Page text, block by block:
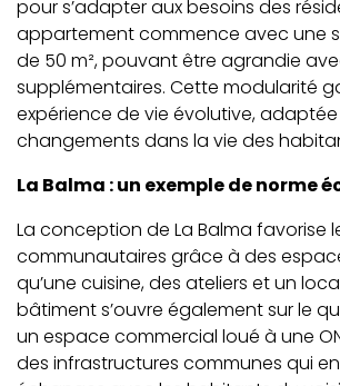
pour s’adapter aux besoins des
appartement commence avec une
de 50 m², pouvant être agrandie
supplémentaires. Cette modularité
expérience de vie évolutive,
changements dans la vie des
La Balma : un exemple de norme
La conception de La Balma favorise
communautaires grâce à des
qu’une cuisine, des ateliers et un
bâtiment s’ouvre également sur le
un espace commercial loué à une
des infrastructures communes qui